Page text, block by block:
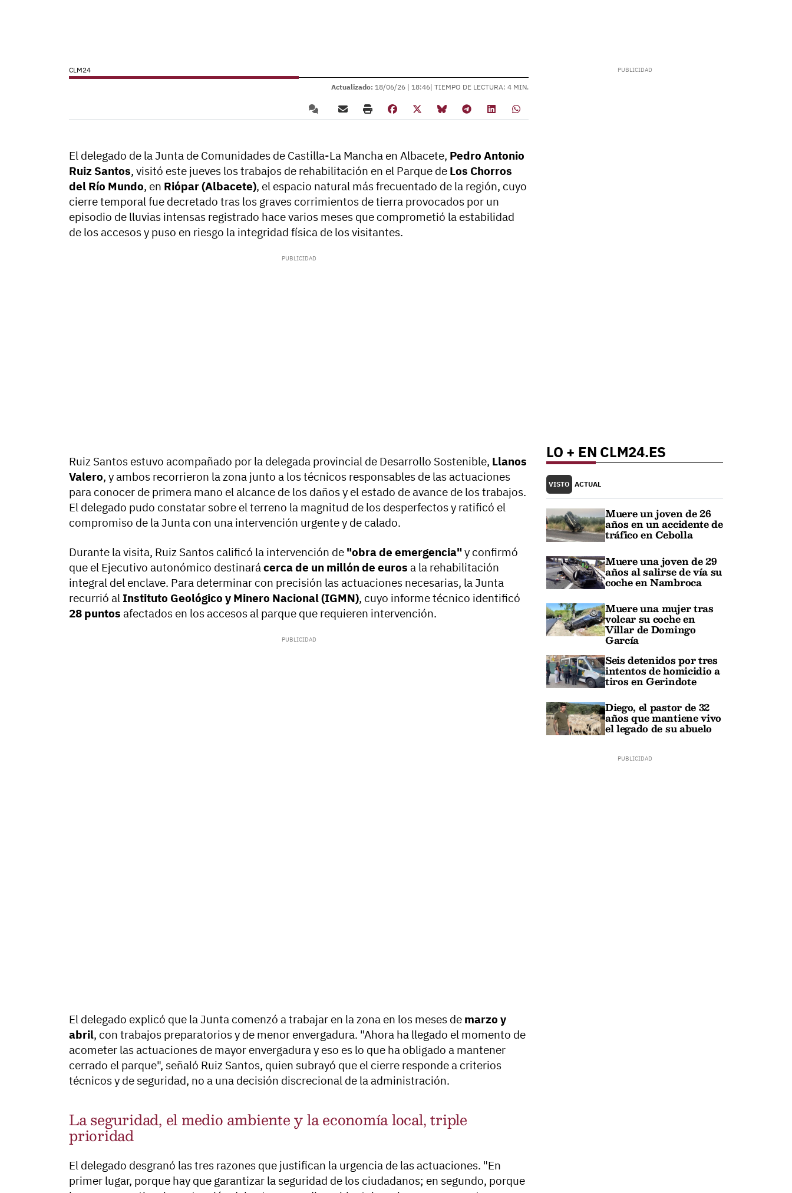
CLM24
Actualizado: 18/06/26 | 18:46| TIEMPO DE LECTURA: 4 MIN.
El delegado de la Junta de Comunidades de Castilla-La Mancha en Albacete, Pedro Antonio
Ruiz Santos, visitó este jueves los trabajos de rehabilitación en el Parque de Los Chorros
del Río Mundo, en Riópar (Albacete), el espacio natural más frecuentado de la región, cuyo
cierre temporal fue decretado tras los graves corrimientos de tierra provocados por un
episodio de lluvias intensas registrado hace varios meses que comprometió la estabilidad
de los accesos y puso en riesgo la integridad física de los visitantes.
Ruiz Santos estuvo acompañado por la delegada provincial de Desarrollo Sostenible, Llanos
Valero, y ambos recorrieron la zona junto a los técnicos responsables de las actuaciones
para conocer de primera mano el alcance de los daños y el estado de avance de los trabajos.
El delegado pudo constatar sobre el terreno la magnitud de los desperfectos y ratificó el
compromiso de la Junta con una intervención urgente y de calado.
Durante la visita, Ruiz Santos calificó la intervención de "obra de emergencia" y confirmó
que el Ejecutivo autonómico destinarácerca de un millón de euros a la rehabilitación
integral del enclave. Para determinar con precisión las actuaciones necesarias, la Junta
recurrió al Instituto Geológico y Minero Nacional (IGMN), cuyo informe técnico identificó
28 puntos afectados en los accesos al parque que requieren intervención.
El delegado explicó que la Junta comenzó a trabajar en la zona en los meses de marzo y
abril, con trabajos preparatorios y de menor envergadura. "Ahora ha llegado el momento de
acometer las actuaciones de mayor envergadura y eso es lo que ha obligado a mantener
cerrado el parque", señaló Ruiz Santos, quien subrayó que el cierre responde a criterios
técnicos y de seguridad, no a una decisión discrecional de la administración.
La seguridad, el medio ambiente y la economía local, triple
prioridad
El delegado desgranó las tres razones que justifican la urgencia de las actuaciones. "En
primer lugar, porque hay que garantizar la seguridad de los ciudadanos; en segundo, porque
LO + EN CLM24.ES
VISTO ACTUAL
Muere un joven de 26
años en un accidente de
tráfico en Cebolla
Muere una joven de 29
años al salirse de vía su
coche en Nambroca
Muere una mujer tras
volcar su coche en
Villar de Domingo
García
Seis detenidos por tres
intentos de homicidio a
tiros en Gerindote
Diego, el pastor de 32
años que mantiene vivo
el legado de su abuelo